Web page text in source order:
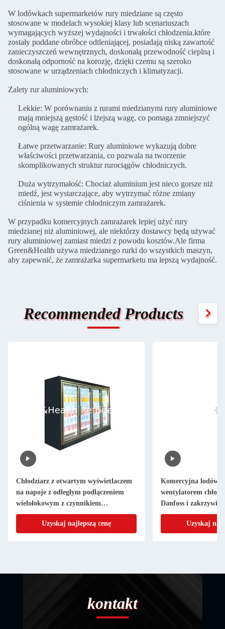
W lodówkach supermarketów rury miedziane są często
stosowane w modelach wysokiej klasy lub scenariuszach
wymagających wyższej wydajności i trwałości chłodzenia.które
zostały poddane obróbce odtleniającej, posiadają niską zawartość
zanieczyszczeń wewnętrznych, doskonałą przewodność cieplną i
doskonałą odporność na korozję, dzięki czemu są szeroko
stosowane w urządzeniach chłodniczych i klimatyzacji.
Zalety rur aluminiowych:
Lekkie: W porównaniu z rurami miedzianymi rury aluminiowe
mają mniejszą gęstość i lżejszą wagę, co pomaga zmniejszyć
ogólną wagę zamrażarek.
Łatwe przetwarzanie: Rury aluminiowe wykazują dobre
właściwości przetwarzania, co pozwala na tworzenie
skomplikowanych struktur rurociągów chłodniczych.
Duża wytrzymałość: Chociaż aluminium jest nieco gorsze niż
miedź, jest wystarczające, aby wytrzymać różne zmiany
ciśnienia w systemie chłodniczym zamrażarek.
W przypadku komercyjnych zamrażarek lepiej użyć rury
miedzianej niż aluminiowej, ale niektórzy dostawcy będą używać
rury aluminiowej zamiast miedzi z powodu kosztów.Ale firma
Green&Health używa miedzianego rurki do wszystkich maszyn,
aby zapewnić, że zamrażarka supermarketu ma lepszą wydajność.
Recommended Products
Chłodziarz z otwartym wyświetlaczem
na napoje z odległym podłączeniem
wielołokowym z czynnikiem
chłodniczym R404A i podwójnym
zasłoną powietrzną do chłodzenia
Uzyskaj najlepszą cenę
Komercyjna
wentylatorem
Danfoss i
szkła
Uzyskaj
kontakt